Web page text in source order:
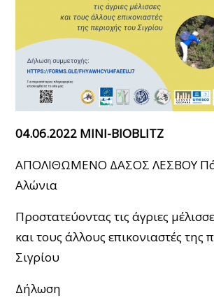
04.06.2022 MINI-BIOBLITZ
ΑΠΟΛΙΘΩΜΕΝΟ ΔΑΣΟΣ ΛΕΣΒΟΥ
Αλώνια
Προστατεύοντας τις άγριες
και τους άλλους επικονιαστές της
Σιγρίου
Δήλωση